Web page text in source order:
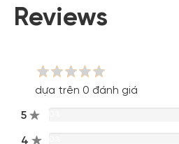
Reviews
dựa trên 0 đánh giá
5
4